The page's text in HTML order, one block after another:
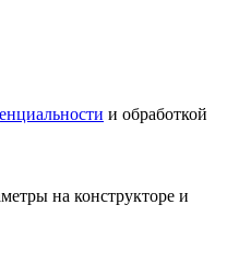
и обработкой
на конструкторе и